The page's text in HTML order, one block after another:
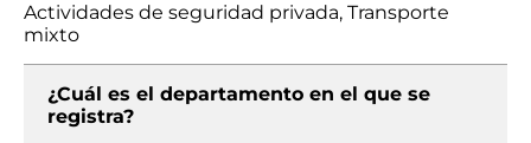
Actividades de seguridad privada, Transporte
mixto
¿Cuál es el departamento en el que se
registra?